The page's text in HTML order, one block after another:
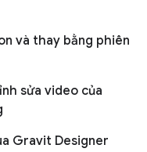
và thay bằng phiên
sửa video của
Gravit Designer